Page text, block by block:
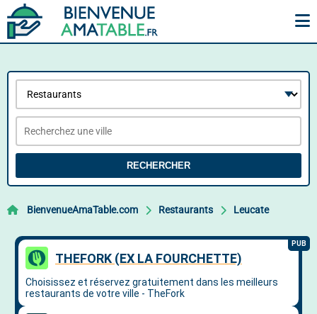
RECHERCHER
BienvenueAmaTable.com Restaurants Leucate